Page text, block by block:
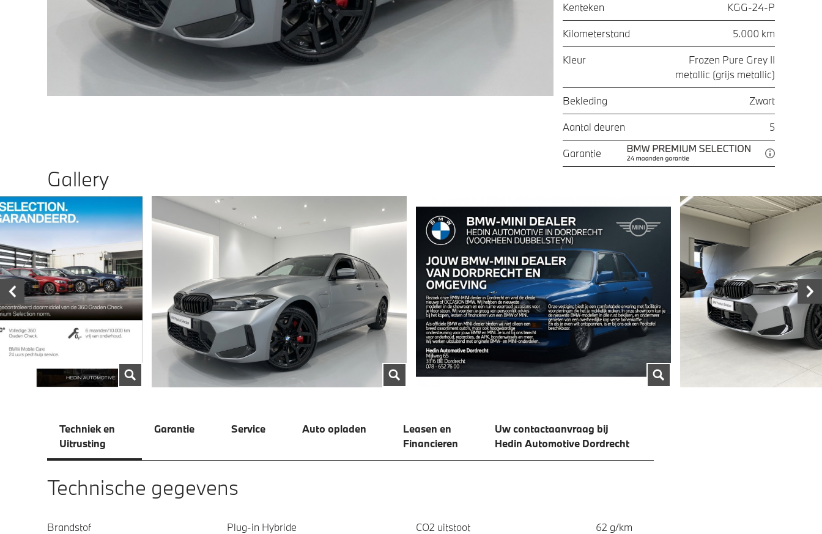
Kenteken KGG-24-P
Kilometerstand 5.000 km
Kleur
Frozen Pure Grey II
metallic (grijs metallic)
Bekleding Zwart
Aantal deuren 5
Garantie
Gallery
Techniek en
Uitrusting
Garantie Service Auto opladen
Leasen en
Financieren
Uw contactaanvraag bij
Hedin Automotive Dordrecht
Technische gegevens
Brandstof Plug-in Hybride CO2 uitstoot 62 g/km